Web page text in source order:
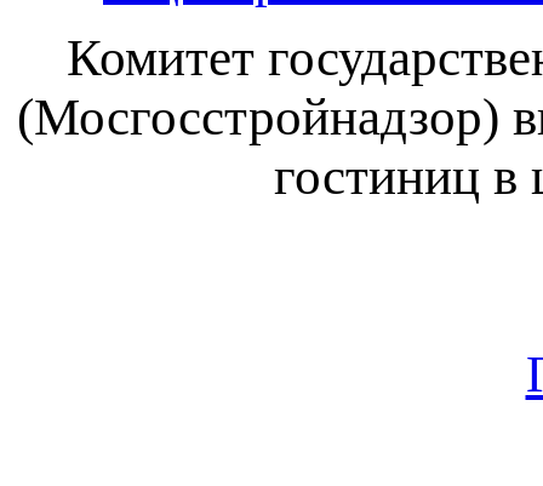
Комитет
(Мосгосстройнадзор)
гостиниц в